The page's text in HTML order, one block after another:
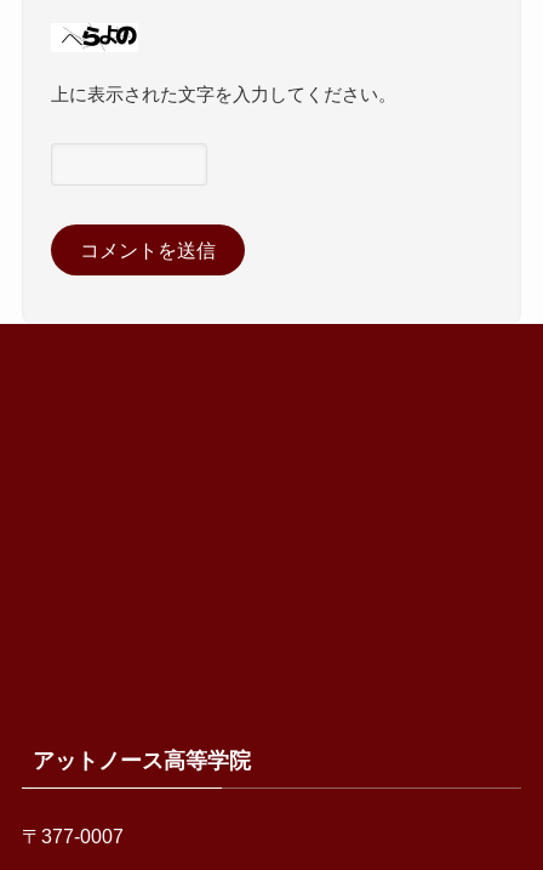
上に表示された文字を入力してください。
アットノース高等学院
〒377-0007